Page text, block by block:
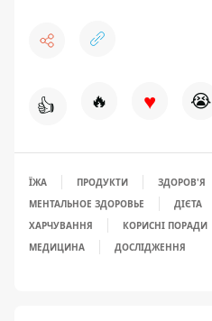
👍 🔥 ♥ 😭
ЇЖА ПРОДУКТИ
ЗДОРОВ'Я
МЕНТАЛЬНОЕ ЗДОРОВЬЕ
ДІЄТА
ХАРЧУВАННЯ
КОРИСНІ ПОРАДИ
МЕДИЦИНА
ДОСЛІДЖЕННЯ